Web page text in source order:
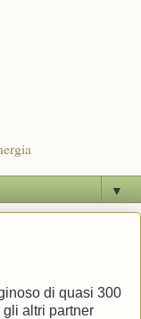
▼
di quasi 300
altri partner